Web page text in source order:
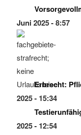
Juni 2025 - 8:57
Erbrecht:
2025 - 15:34
2025 - 12:54